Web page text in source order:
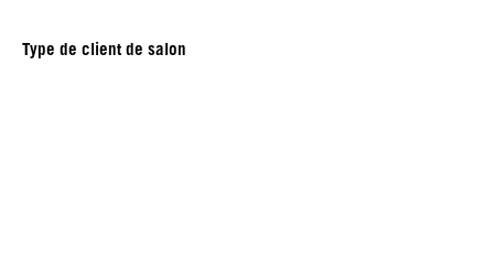
Type de client de salon